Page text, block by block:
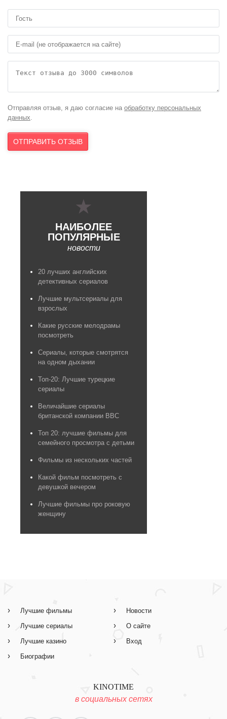
Отправляя отзыв, я даю согласие на обработку персональных
данных.
НАИБОЛЕЕ
ПОПУЛЯРНЫЕ
новости
20 лучших английских
детективных сериалов
Лучшие мультсериалы для
взрослых
Какие русские мелодрамы
посмотреть
Сериалы, которые смотрятся
на одном дыхании
Топ-20: Лучшие турецкие
сериалы
Величайшие сериалы
британской компании BBC
Топ 20: лучшие фильмы для
семейного просмотра с детьми
Фильмы из нескольких частей
Какой фильм посмотреть с
девушкой вечером
Лучшие фильмы про роковую
женщину
Лучшие фильмы
Лучшие сериалы
Лучшие казино
Биографии
Новости
О сайте
Вход
KINOTIME
в социальных сетях